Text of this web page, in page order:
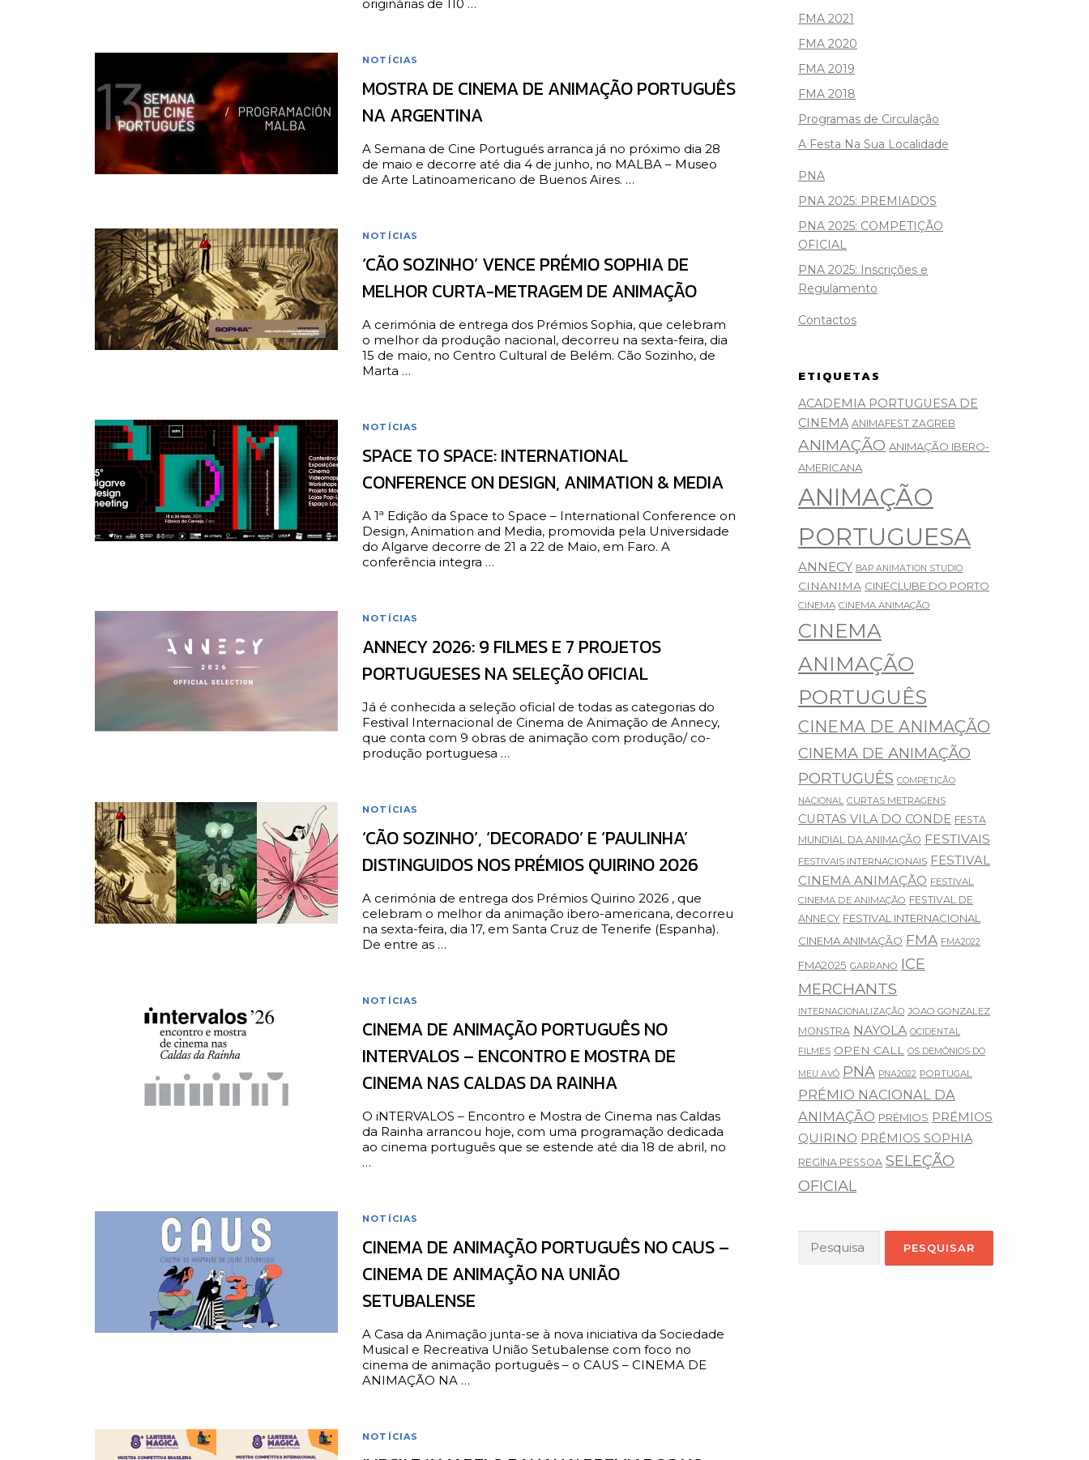
originárias de 110 …
NOTÍCIAS
MOSTRA DE CINEMA DE ANIMAÇÃO PORTUGUÊS
NA ARGENTINA
A Semana de Cine Portugués arranca já no próximo dia 28
de maio e decorre até dia 4 de junho, no MALBA – Museo
de Arte Latinoamericano de Buenos Aires. …
NOTÍCIAS
‘CÃO SOZINHO’ VENCE PRÉMIO SOPHIA DE
MELHOR CURTA-METRAGEM DE ANIMAÇÃO
A cerimónia de entrega dos Prémios Sophia, que celebram
o melhor da produção nacional, decorreu na sexta-feira, dia
15 de maio, no Centro Cultural de Belém. Cão Sozinho, de
Marta …
NOTÍCIAS
SPACE TO SPACE: INTERNATIONAL
CONFERENCE ON DESIGN, ANIMATION & MEDIA
A 1ª Edição da Space to Space – International Conference on
Design, Animation and Media, promovida pela Universidade
do Algarve decorre de 21 a 22 de Maio, em Faro. A
conferência integra …
NOTÍCIAS
ANNECY 2026: 9 FILMES E 7 PROJETOS
PORTUGUESES NA SELEÇÃO OFICIAL
Já é conhecida a seleção oficial de todas as categorias do
Festival Internacional de Cinema de Animação de Annecy,
que conta com 9 obras de animação com produção/ co-
produção portuguesa …
NOTÍCIAS
‘CÃO SOZINHO’, ‘DECORADO’ E ‘PAULINHA’
DISTINGUIDOS NOS PRÉMIOS QUIRINO 2026
A cerimónia de entrega dos Prémios Quirino 2026 , que
celebram o melhor da animação ibero-americana, decorreu
na sexta-feira, dia 17, em Santa Cruz de Tenerife (Espanha).
De entre as …
NOTÍCIAS
CINEMA DE ANIMAÇÃO PORTUGUÊS NO
INTERVALOS – ENCONTRO E MOSTRA DE
CINEMA NAS CALDAS DA RAINHA
O iNTERVALOS – Encontro e Mostra de Cinema nas Caldas
da Rainha arrancou hoje, com uma programação dedicada
ao cinema português que se estende até dia 18 de abril, no
…
NOTÍCIAS
CINEMA DE ANIMAÇÃO PORTUGUÊS NO CAUS –
CINEMA DE ANIMAÇÃO NA UNIÃO
SETUBALENSE
A Casa da Animação junta-se à nova iniciativa da Sociedade
Musical e Recreativa União Setubalense com foco no
cinema de animação português – o CAUS – CINEMA DE
ANIMAÇÃO NA …
NOTÍCIAS
FMA 2021
FMA 2020
FMA 2019
FMA 2018
Programas de Circulação
A Festa Na Sua Localidade
PNA
PNA 2025: PREMIADOS
PNA 2025: COMPETIÇÃO
OFICIAL
PNA 2025: Inscrições e
Regulamento
Contactos
ETIQUETAS
ACADEMIA PORTUGUESA DE
CINEMA ANIMAFEST ZAGREB
ANIMAÇÃO ANIMAÇÃO IBERO-
AMERICANA
ANIMAÇÃO
PORTUGUESA
ANNECY BAP ANIMATION STUDIO
CINANIMA CINECLUBE DO PORTO
CINEMA CINEMA ANIMAÇÃO
CINEMA
ANIMAÇÃO
PORTUGUÊS
CINEMA DE ANIMAÇÃO
CINEMA DE ANIMAÇÃO
PORTUGUÊS COMPETIÇÃO
NACIONAL CURTAS METRAGENS
CURTAS VILA DO CONDE FESTA
MUNDIAL DA ANIMAÇÃO FESTIVAIS
FESTIVAIS INTERNACIONAIS FESTIVAL
CINEMA ANIMAÇÃO FESTIVAL
CINEMA DE ANIMAÇÃO FESTIVAL DE
ANNECY FESTIVAL INTERNACIONAL
CINEMA ANIMAÇÃO FMA FMA2022
FMA2025 GARRANO ICE
MERCHANTS
INTERNACIONALIZAÇÃO JOAO GONZALEZ
MONSTRA NAYOLA OCIDENTAL
FILMES OPEN CALL OS DEMÓNIOS DO
MEU AVÔ PNA PNA2022 PORTUGAL
PRÉMIO NACIONAL DA
ANIMAÇÃO PRÉMIOS PRÉMIOS
QUIRINO PRÉMIOS SOPHIA
REGINA PESSOA SELEÇÃO
OFICIAL